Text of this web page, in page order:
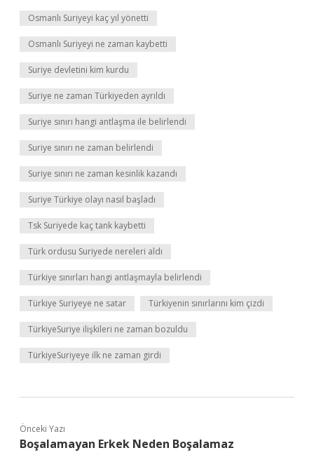
Osmanlı Suriyeyi kaç yıl yönetti
Osmanlı Suriyeyi ne zaman kaybetti
Suriye devletini kim kurdu
Suriye ne zaman Türkiyeden ayrıldı
Suriye sınırı hangi antlaşma ile belirlendi
Suriye sınırı ne zaman belirlendi
Suriye sınırı ne zaman kesinlik kazandı
Suriye Türkiye olayı nasıl başladı
Tsk Suriyede kaç tank kaybetti
Türk ordusu Suriyede nereleri aldı
Türkiye sınırları hangi antlaşmayla belirlendi
Türkiye Suriyeye ne satar Türkiyenin sınırlarını kim çizdi
TürkiyeSuriye ilişkileri ne zaman bozuldu
TürkiyeSuriyeye ilk ne zaman girdi
Önceki Yazı
Boşalamayan Erkek Neden Boşalamaz